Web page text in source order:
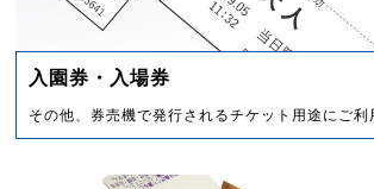
入園券・入場券
その他、券売機で発行されるチケット用途にご利